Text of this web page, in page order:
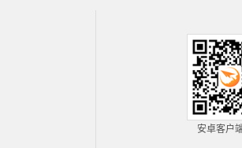
安卓客户